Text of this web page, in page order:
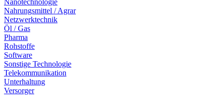
Nanotechnologie
Nahrungsmittel / Agrar
Netzwerktechnik
Öl / Gas
Pharma
Rohstoffe
Software
Sonstige Technologie
Telekommunikation
Unterhaltung
Versorger